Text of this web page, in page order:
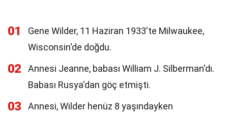
01
Gene Wilder, 11 Haziran 1933'te Milwaukee,
Wisconsin'de doğdu.
02
Annesi Jeanne, babası William J. Silberman'dı.
Babası Rusya'dan göç etmişti.
03
Annesi, Wilder henüz 8 yaşındayken